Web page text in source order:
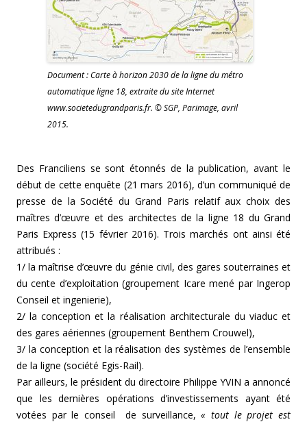
Document : Carte à horizon 2030 de la ligne du métro
automatique ligne 18, extraite du site Internet
www.societedugrandparis.fr. © SGP, Parimage, avril
2015.
Des Franciliens se sont étonnés de la publication, avant le
début de cette enquête (21 mars 2016), d’un communiqué de
presse de la Société du Grand Paris relatif aux choix des
maîtres d’œuvre et des architectes de la ligne 18 du Grand
Paris Express (15 février 2016). Trois marchés ont ainsi été
attribués :
1/ la maîtrise d’œuvre du génie civil, des gares souterraines et
du cente d’exploitation (groupement Icare mené par Ingerop
Conseil et ingenierie),
2/ la conception et la réalisation architecturale du viaduc et
des gares aériennes (groupement Benthem Crouwel),
3/ la conception et la réalisation des systèmes de l’ensemble
de la ligne (société Egis-Rail).
Par ailleurs, le président du directoire Philippe YVIN a annoncé
que les dernières opérations d’investissements ayant été
votées par le conseil de surveillance,« tout le projet est